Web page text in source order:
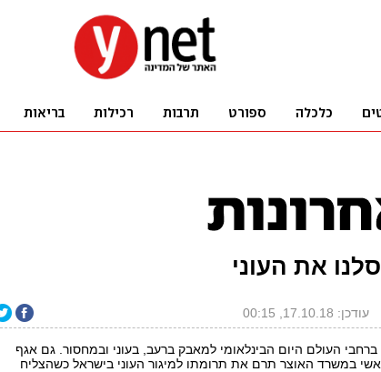
את העוני
עודכן: 17.10.18, 00:15
ברחבי העולם היום הבינלאומי למאבק ברעב, בעוני ובמחסור. גם אגף
במשרד האוצר תרם את תרומתו למיגור העוני בישראל כשהצליח